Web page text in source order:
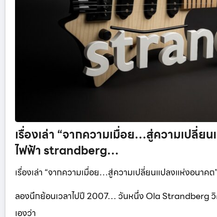
เรื่องเล่า “จากความเมื่อย…สู่ความเปลี่ย
ไฟฟ้า strandberg…
เรื่องเล่า “จากความเมื่อย…สู่ความเปลี่ยนแปลงแห่งอนาค
ลองนึกย้อนเวลาไปปี 2007… วันหนึ่ง Ola Strandberg
เองว่า